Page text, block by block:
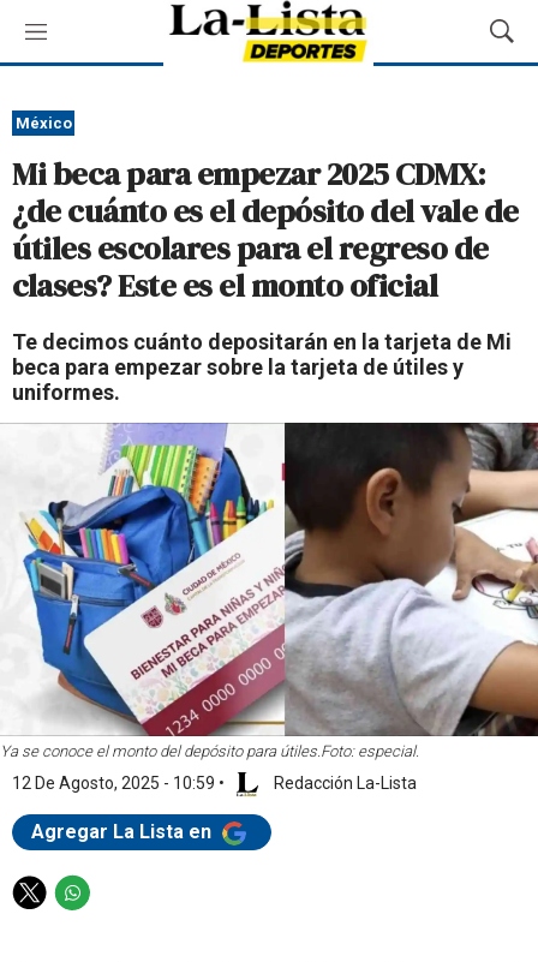
M
e
ú
M
o
r
B
e
México
Mi beca para empezar 2025 CDMX:
¿de cuánto es el depósito del vale de
útiles escolares para el regreso de
clases? Este es el monto oficial
Te decimos cuánto depositarán en la tarjeta de Mi
beca para empezar sobre la tarjeta de útiles y
uniformes.
Ya se conoce el monto del depósito para útiles.Foto: especial.
12 De Agosto, 2025 - 10:59 • Redacción La-Lista
Agregar La Lista en
T
W